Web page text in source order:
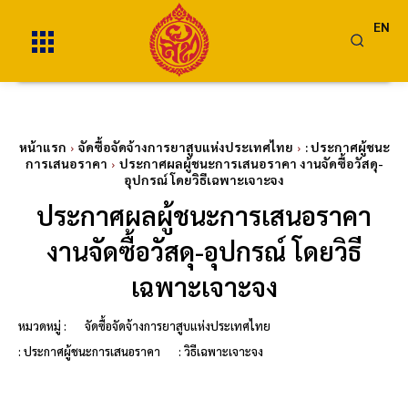
EN
หน้าแรก จัดซื้อจัดจ้างการยาสูบแห่งประเทศไทย
: ประกาศผู้ชนะ
การเสนอราคา
ประกาศผลผู้ชนะการเสนอราคา งานจัดซื้อวัสดุ-
อุปกรณ์ โดยวิธีเฉพาะเจาะจง
ประกาศผลผู้ชนะการเสนอราคา
งานจัดซื้อวัสดุ-อุปกรณ์ โดยวิธี
เฉพาะเจาะจง
หมวดหมู่ :
จัดซื้อจัดจ้างการยาสูบแห่งประเทศไทย
: ประกาศผู้ชนะการเสนอราคา
: วิธีเฉพาะเจาะจง